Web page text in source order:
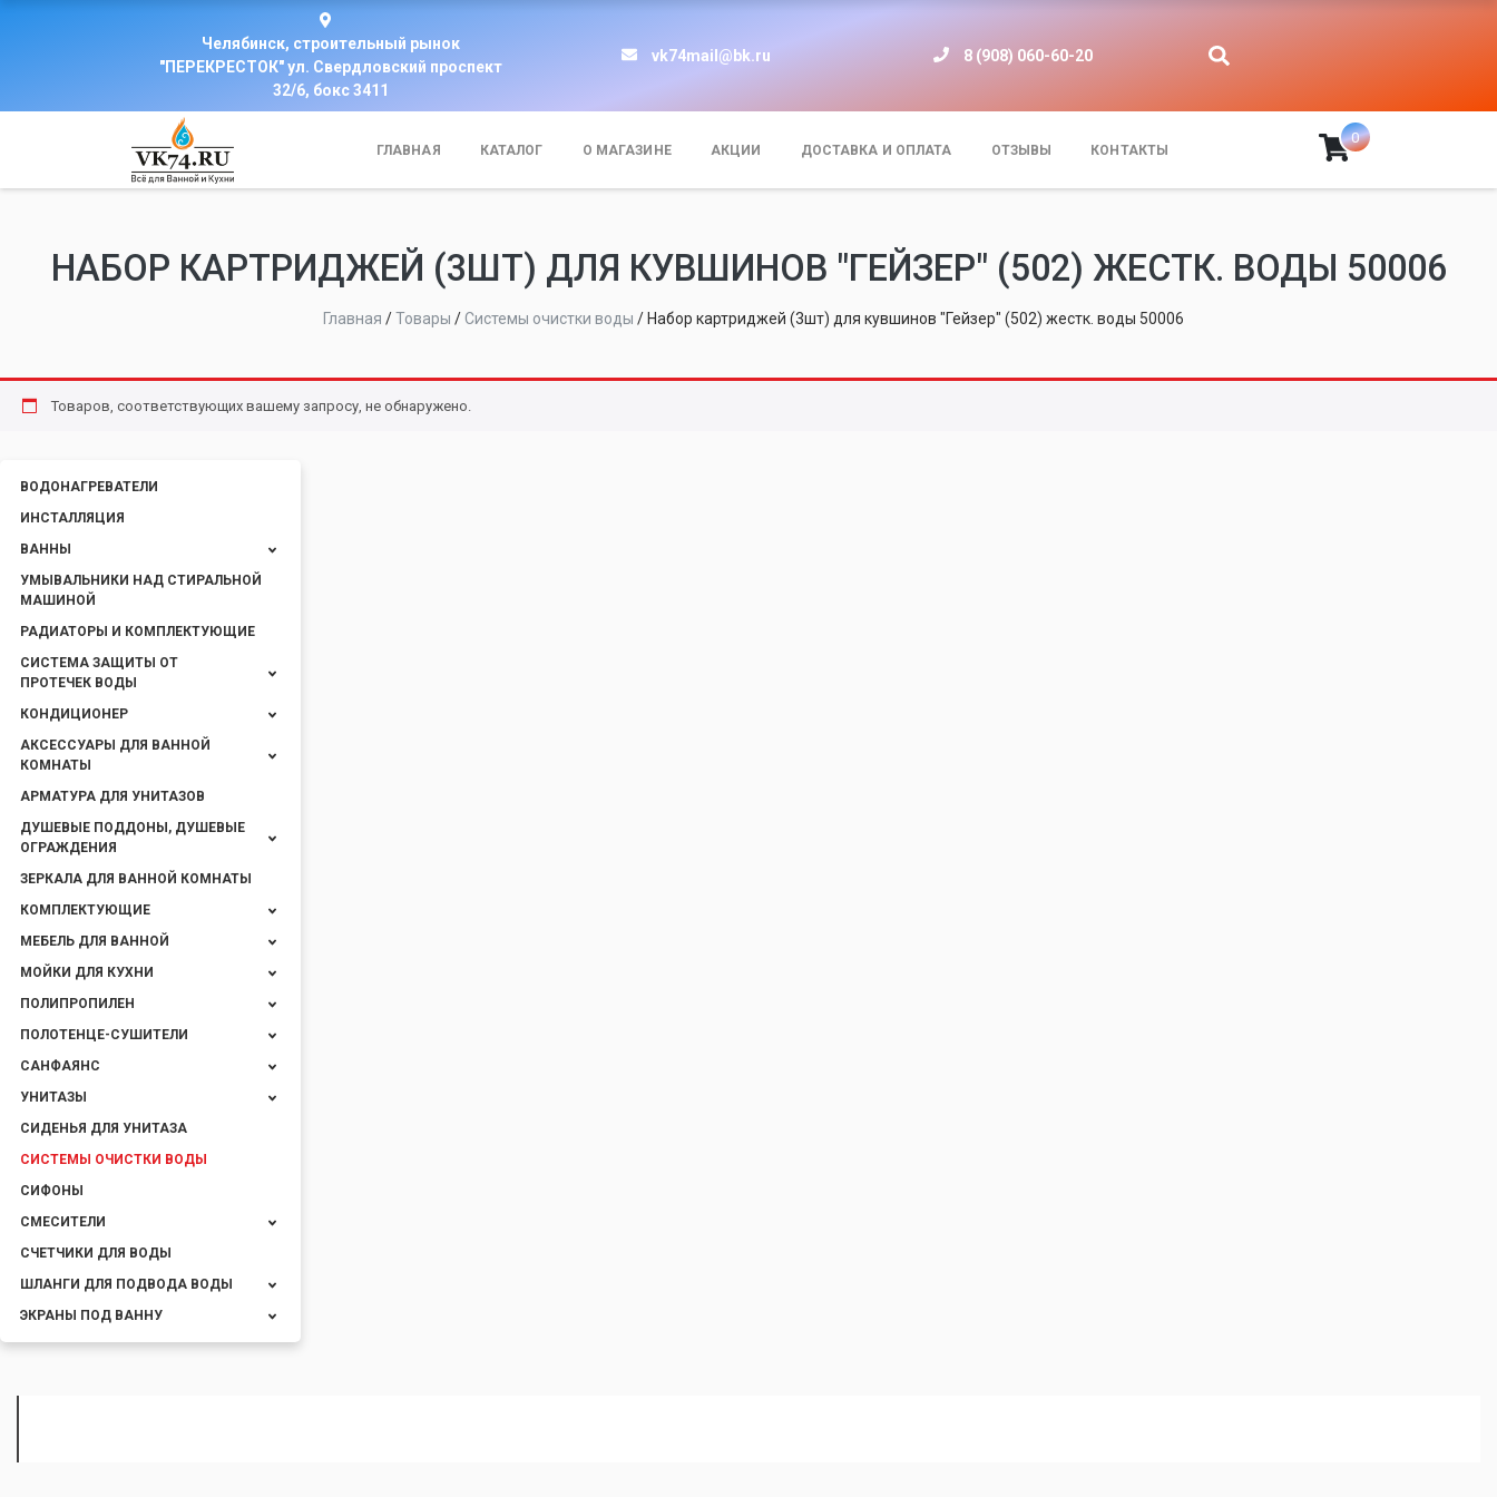
Челябинск, строительный рынок
"ПЕРЕКРЕСТОК" ул. Свердловский проспект
32/6, бокс 3411
vk74mail@bk.ru 8 (908) 060-60-20
ГЛАВНАЯ КАТАЛОГ О МАГАЗИНЕ АКЦИИ ДОСТАВКА И ОПЛАТА ОТЗЫВЫ КОНТАКТЫ
0
НАБОР КАРТРИДЖЕЙ (3ШТ) ДЛЯ КУВШИНОВ "ГЕЙЗЕР" (502) ЖЕСТК. ВОДЫ 50006
Главная /Товары /Системы очистки воды / Набор картриджей (3шт) для кувшинов "Гейзер" (502) жестк. воды 50006
Товаров, соответствующих вашему запросу, не обнаружено.
ВОДОНАГРЕВАТЕЛИ
ИНСТАЛЛЯЦИЯ
ВАННЫ
УМЫВАЛЬНИКИ НАД СТИРАЛЬНОЙ
МАШИНОЙ
РАДИАТОРЫ И КОМПЛЕКТУЮЩИЕ
СИСТЕМА ЗАЩИТЫ ОТ
ПРОТЕЧЕК ВОДЫ
КОНДИЦИОНЕР
АКСЕССУАРЫ ДЛЯ ВАННОЙ
КОМНАТЫ
АРМАТУРА ДЛЯ УНИТАЗОВ
ДУШЕВЫЕ ПОДДОНЫ, ДУШЕВЫЕ
ОГРАЖДЕНИЯ
ЗЕРКАЛА ДЛЯ ВАННОЙ КОМНАТЫ
КОМПЛЕКТУЮЩИЕ
МЕБЕЛЬ ДЛЯ ВАННОЙ
МОЙКИ ДЛЯ КУХНИ
ПОЛИПРОПИЛЕН
ПОЛОТЕНЦЕ-СУШИТЕЛИ
САНФАЯНС
УНИТАЗЫ
СИДЕНЬЯ ДЛЯ УНИТАЗА
СИСТЕМЫ ОЧИСТКИ ВОДЫ
СИФОНЫ
СМЕСИТЕЛИ
СЧЕТЧИКИ ДЛЯ ВОДЫ
ШЛАНГИ ДЛЯ ПОДВОДА ВОДЫ
ЭКРАНЫ ПОД ВАННУ